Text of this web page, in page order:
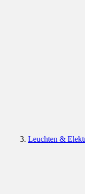
Leuchten &